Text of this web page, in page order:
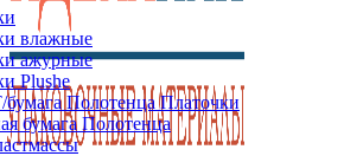
влажные
ажурные
Plushe
бумага Полотенца Платочки
бумага Полотенца